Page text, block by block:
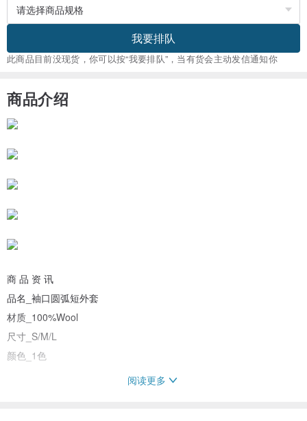
我要排队
此商品目前没现货，你可以按“我要排队”，当有货会主动发信通知你
商品介绍
商 品 资 讯
品名_袖口圆弧短外套
材质_100%Wool
尺寸_S/M/L
颜色_1色
阅读更多